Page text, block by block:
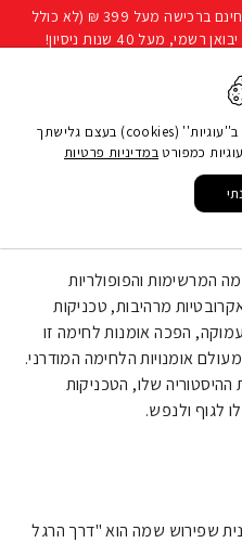
אספקה מהירה לכל הארץ - משלוח חינם ברכישה מעל 399 ₪ (לא כולל
מעל 40 שנות ניסיון!
הקוריאנית המסורתית
הקוריאנית
המרשימות והפופולריות
מרהיבות, טכניקות
הפכה אומנות לחימה זו
אומנויות הלחימה המודרני.
ההיסטוריה שלו, הטכניקות
לגוף ולנפש.
שפירוש שמה הוא "דרך הרגל
בעת השימוש באתר אנו עושים שימוש ב''עוגיות'' (cookies) בעצם גלישתך
כמפורט במדיניות פרטיות